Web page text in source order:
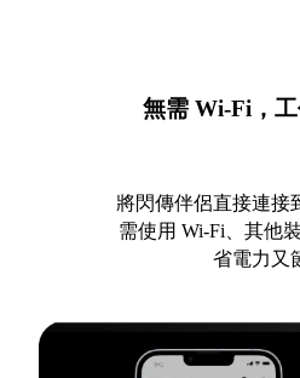
無需 Wi-Fi，
將閃傳伴侶直接連接
需使用 Wi-Fi、其他
省電力又